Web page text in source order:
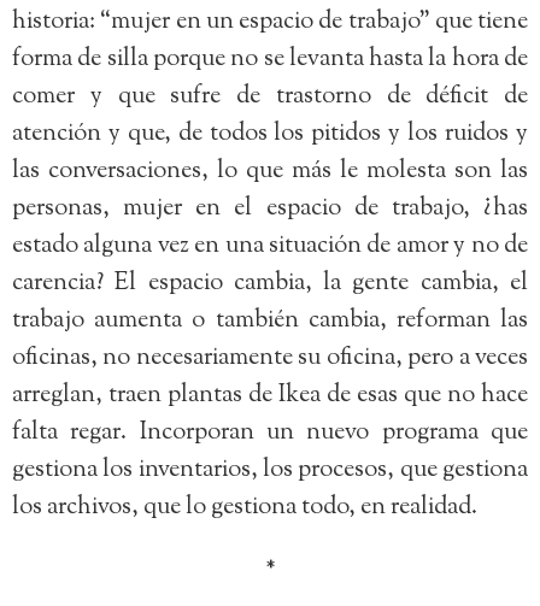
historia: “mujer en un espacio de trabajo” que tiene
forma de silla porque no se levanta hasta la hora de
comer y que sufre de trastorno de déficit de
atención y que, de todos los pitidos y los ruidos y
las conversaciones, lo que más le molesta son las
personas, mujer en el espacio de trabajo, ¿has
estado alguna vez en una situación de amor y no de
carencia? El espacio cambia, la gente cambia, el
trabajo aumenta o también cambia, reforman las
oficinas, no necesariamente su oficina, pero a veces
arreglan, traen plantas de Ikea de esas que no hace
falta regar. Incorporan un nuevo programa que
gestiona los inventarios, los procesos, que gestiona
los archivos, que lo gestiona todo, en realidad.
*